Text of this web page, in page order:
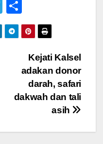
T
el
e
h
ar
eKejati Kalsel
adakan donor
darah, safari
dakwah dan tali
asih